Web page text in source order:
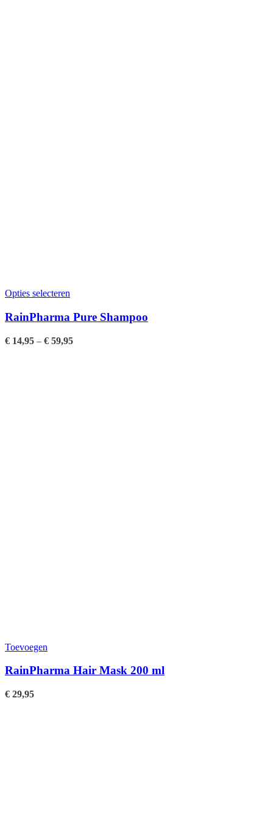
Opties selecteren
RainPharma Pure Shampoo
€ 14,95 – € 59,95
Toevoegen
RainPharma Hair Mask 200 ml
€ 29,95